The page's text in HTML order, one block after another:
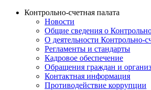
Контрольно-счетная палата
Новости
Общие сведения о
О деятельности Контрольно-
Регламенты и стандарты
Кадровое обеспечение
Обращения граждан и
Контактная информация
Противодействие коррупции